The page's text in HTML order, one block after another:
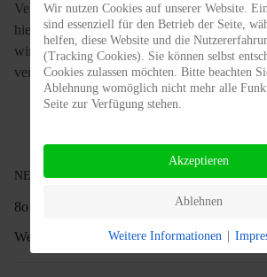
Vereinen und in der Kommunalpolitik so
hieraus zum Beispiel persönliche Vorteile
wird, dass Vereinsarbeit mit kommunalen
verschmolzen werden.
NEWS
8o Jahre SPD Kottenheim, ein Grund zu
Weiterlesen …
Wir nutzen Cookies auf unserer Website.
sind essenziell für den Betrieb der Seite,
helfen, diese Website und die
(Tracking Cookies). Sie können selbst
Cookies zulassen möchten. Bitte beachten
Ablehnung womöglich nicht mehr alle
Seite zur Verfügung stehen.
Akzeptieren
Ablehnen
Weitere Informationen